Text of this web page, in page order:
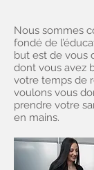
Nous sommes
fondé de
but est de vous
dont vous avez
votre temps de
voulons vous
prendre votre
en mains.